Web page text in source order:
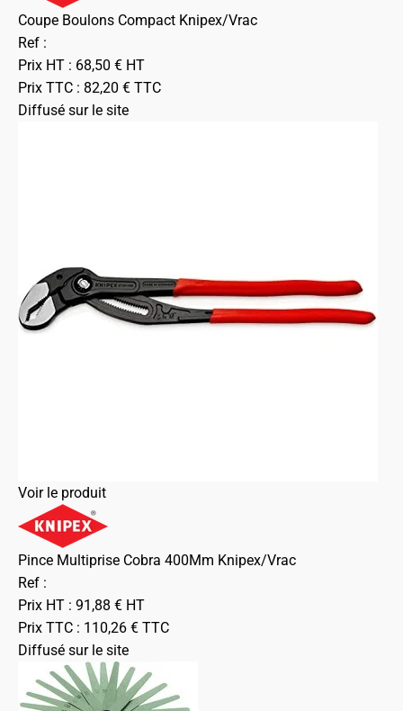
Coupe Boulons Compact Knipex/Vrac
Ref :
Prix HT : 68,50 € HT
Prix TTC : 82,20 € TTC
Diffusé sur le site
Voir le produit
Pince Multiprise Cobra 400Mm Knipex/Vrac
Ref :
Prix HT : 91,88 € HT
Prix TTC : 110,26 € TTC
Diffusé sur le site